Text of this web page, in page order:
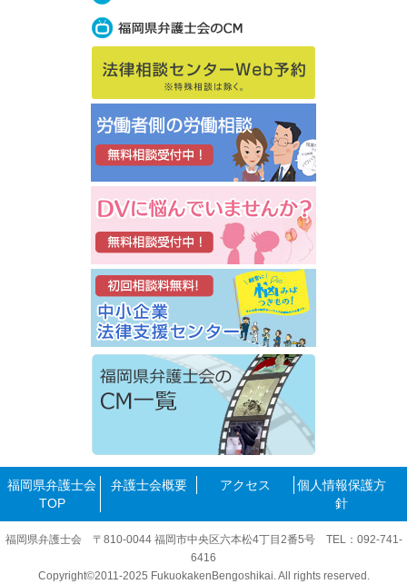
福岡県弁護士会
TOP
弁護士会概要 アクセス
個人情報保護方
針
福岡県弁護士会 〒810-0044 福岡市中央区六本松4丁目2番5号 TEL：092-741-
6416
Copyright©2011-2025 FukuokakenBengoshikai. All rights reserved.